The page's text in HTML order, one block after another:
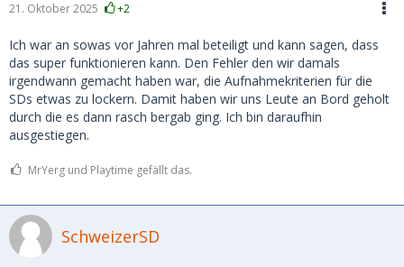
21. Oktober 2025 +2
Ich war an sowas vor Jahren mal beteiligt und kann sagen, dass
das super funktionieren kann. Den Fehler den wir damals
irgendwann gemacht haben war, die Aufnahmekriterien für die
SDs etwas zu lockern. Damit haben wir uns Leute an Bord geholt
durch die es dann rasch bergab ging. Ich bin daraufhin
ausgestiegen.
MrYerg und Playtime gefällt das.
SchweizerSD